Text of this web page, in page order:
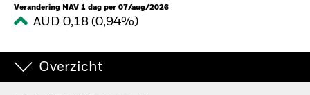
Verandering NAV 1 dag per 07/aug/2026
AUD 0,18 (0,94%)
Overzicht